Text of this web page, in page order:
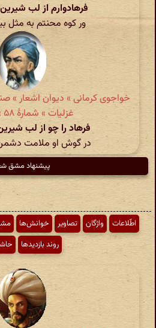
فرهادوارم از لب
ور کوه محنتم به مثل
خواجوی کرمانی » دیوان اشعار »
غزلیات » شمارهٔ ۵۸ » بیت ۳
فرهاد را چو از لب
در گوش او ملامت
پیشنهاد مشق
اطّلاعات واژگان تصاویر خوانش‌ها
روند بازدیدها